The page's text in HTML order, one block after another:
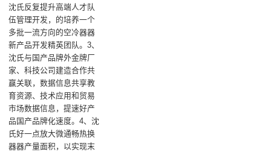
沈氏反复提升高端人才队
伍管理开发，的培养一个
多批一流方向的空冷器器
新产品开发精英团队。3、
沈氏与国产品牌外金牌厂
家、科技公司建造合作共
赢关联，数据信息共享教
育资源、技术应用和贸易
市场数据信息，提速好产
品国产品牌化速度。4、沈
氏好一点放大微通畅热换
器器产量面积，以实现末